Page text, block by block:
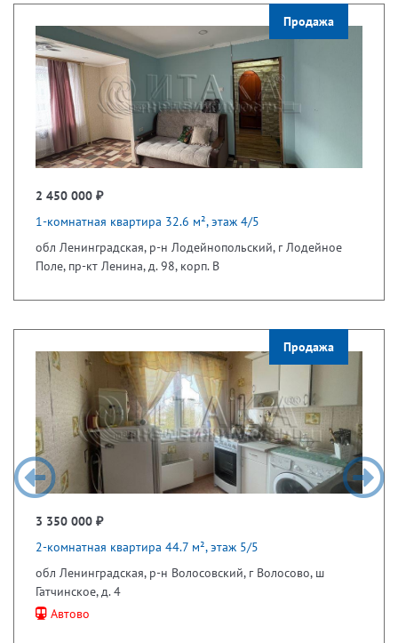
Продажа
2 450 000 ₽
1-комнатная квартира 32.6 м², этаж 4/5
обл Ленинградская, р-н Лодейнопольский, г Лодейное
Поле, пр-кт Ленина, д. 98, корп. В
Продажа
3 350 000 ₽
2-комнатная квартира 44.7 м², этаж 5/5
обл Ленинградская, р-н Волосовский, г Волосово, ш
Гатчинское, д. 4
Автово